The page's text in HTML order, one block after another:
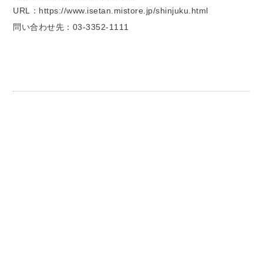
URL：https://www.isetan.mistore.jp/shinjuku.html
問い合わせ先：03-3352-1111